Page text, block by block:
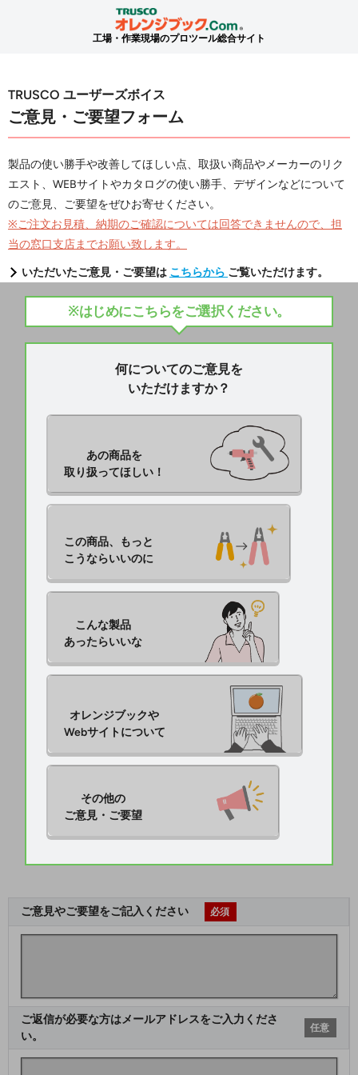
工場・作業現場のプロツール総合サイト
TRUSCO ユーザーズボイス
ご意見・ご要望フォーム
製品の使い勝手や改善してほしい点、取扱い商品やメーカーのリク
エスト、WEBサイトやカタログの使い勝手、デザインなどについて
のご意見、ご要望をぜひお寄せください。
※ご注文お見積、納期のご確認については回答できませんので、担
当の窓口支店までお願い致します。
いただいたご意見・ご要望は こちらから ご覧いただけます。
※はじめにこちらをご選択ください。
何についてのご意見を
いただけますか？
あの商品を
取り扱ってほしい！
この商品、もっと
こうならいいのに
こんな製品
あったらいいな
オレンジブックや
Webサイトについて
その他の
ご意見・ご要望
ご意見やご要望をご記入ください 必須
ご返信が必要な方はメールアドレスをご入力くださ
い。
任意